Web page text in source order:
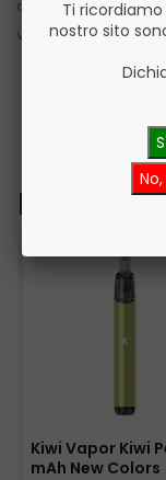
dispositivo di stile e
vogliono
Prodotti
Kiwi Vapor Kiwi
mAh New Colors
Ti
nostro sito